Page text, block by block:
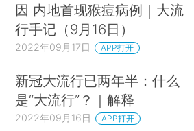
因 内地首现猴痘病例｜大流
行手记（9月16日）
2022年09月17日 APP打开
新冠大流行已两年半：什么
是“大流行”？｜解释
2022年09月16日 APP打开